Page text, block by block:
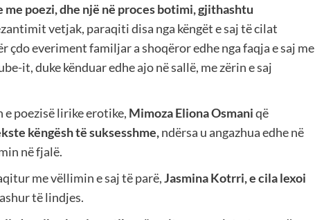
poezi, dhe një në proces botimi, gjithashtu
vetjak, paraqiti disa nga këngët e saj të cilat
çdo everiment familjar a shoqëror edhe nga faqja e saj me
it, duke kënduar edhe ajo në sallë, me zërin e saj
poezisë lirike erotike, Mimoza Eliona Osmaniqë
këngësh të suksesshme,ndërsa u angazhua edhe në
në fjalë.
me vëllimin e saj të parë,Jasmina Kotrri, e cila lexoi
të lindjes.